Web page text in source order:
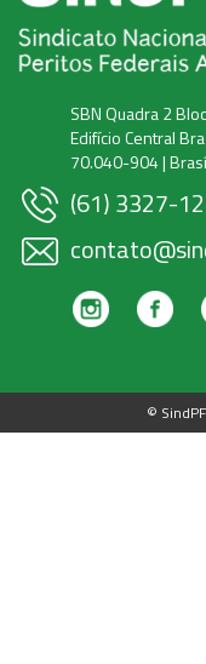
SBN Quadra 2
Edifício Central
70.040-904 |
(61) 3327-
©